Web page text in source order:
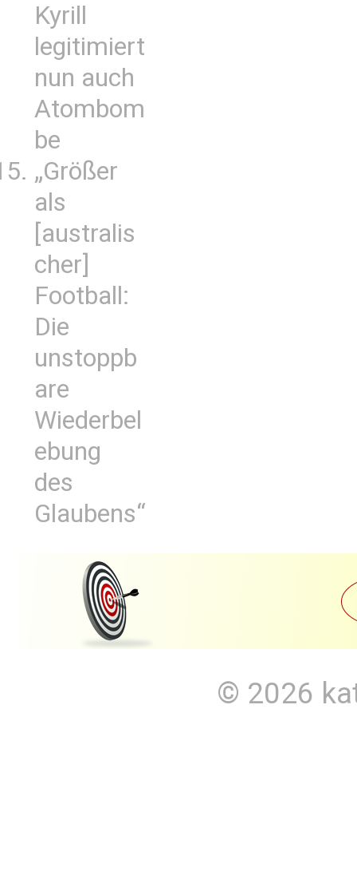
Kyrill
legitimiert
nun auch
Atombom
be
„Größer
als
[australis
cher]
Football:
Die
unstoppb
are
Wiederbel
ebung
des
Glaubens“
© 2026